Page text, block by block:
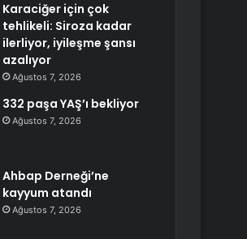
Karaciğer için çok
tehlikeli: Siroza kadar
ilerliyor, iyileşme şansı
azalıyor
Ağustos 7, 2026
332 paşa YAŞ’ı bekliyor
Ağustos 7, 2026
Ahbap Derneği’ne
kayyum atandı
Ağustos 7, 2026